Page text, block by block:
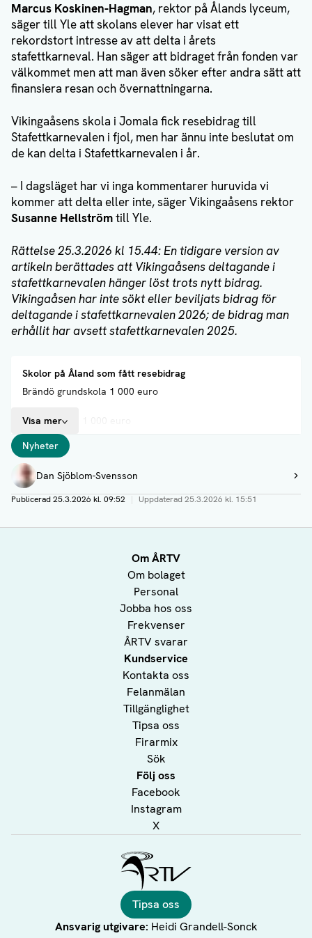
Marcus Koskinen-Hagman, rektor på Ålands lyceum,
säger till Yle att skolans elever har visat ett
rekordstort intresse av att delta i årets
stafettkarneval. Han säger att bidraget från fonden var
välkommet men att man även söker efter andra sätt att
finansiera resan och övernattningarna.
Vikingaåsens skola i Jomala fick resebidrag till
Stafettkarnevalen i fjol, men har ännu inte beslutat om
de kan delta i Stafettkarnevalen i år.
– I dagsläget har vi inga kommentarer huruvida vi
kommer att delta eller inte, säger Vikingaåsens rektor
Susanne Hellströmtill Yle.
Rättelse 25.3.2026 kl 15.44: En tidigare version av
artikeln berättades att Vikingaåsens deltagande i
stafettkarnevalen hänger löst trots nytt bidrag.
Vikingaåsen har inte sökt eller beviljats bidrag för
deltagande i stafettkarnevalen 2026; de bidrag man
erhållit har avsett stafettkarnevalen 2025.
Visa mer
Skolor på Åland som fått resebidrag
Brändö grundskola 1 000 euro
Eckerö skola 1 000 euro
Föglö grundskola 1 000 euro
Godby högstadieskola 2 000 euro
Vikingaåsens skola 2 000 euro
Ytternäs skola 2 000 euro
Ålands lyceum 2 000 euro
Övernäs skola 2 000 euro
Taggar
Nyheter
Författare
Dan Sjöblom-Svensson
Visa profil
Publicerad25.3.2026 kl. 09:52 | Uppdaterad25.3.2026 kl. 15:51
Om ÅRTV
Om bolaget
Personal
Jobba hos oss
Frekvenser
ÅRTV svarar
Kundservice
Kontakta oss
Felanmälan
Tillgänglighet
Tipsa oss
Firarmix
Sök
Följ oss
Facebook
Instagram
X
Tipsa oss
Ansvarig utgivare: Heidi Grandell-Sonck